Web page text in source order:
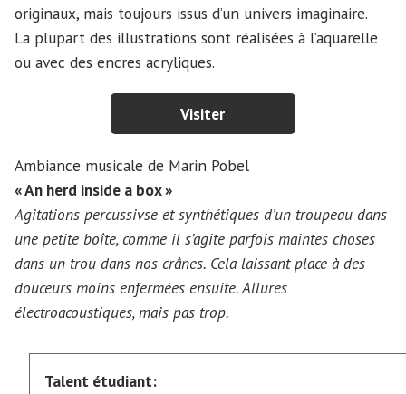
originaux, mais toujours issus d’un univers imaginaire.
La plupart des illustrations sont réalisées à l’aquarelle
ou avec des encres acryliques.
Visiter
Ambiance musicale de Marin Pobel
« An herd inside a box »
Agitations percussivse et synthétiques d’un troupeau dans
une petite boîte, comme il s’agite parfois maintes choses
dans un trou dans nos crânes. Cela laissant place à des
douceurs moins enfermées ensuite. Allures
électroacoustiques, mais pas trop.
Talent étudiant: